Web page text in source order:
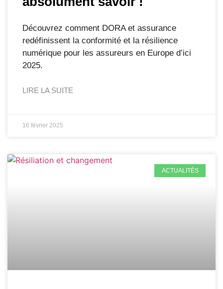
Découvrez comment DORA et assurance
redéfinissent la conformité et la résilience
numérique pour les assureurs en Europe d’ici
2025.
LIRE LA SUITE
16 février 2025
ACTUALITÉS